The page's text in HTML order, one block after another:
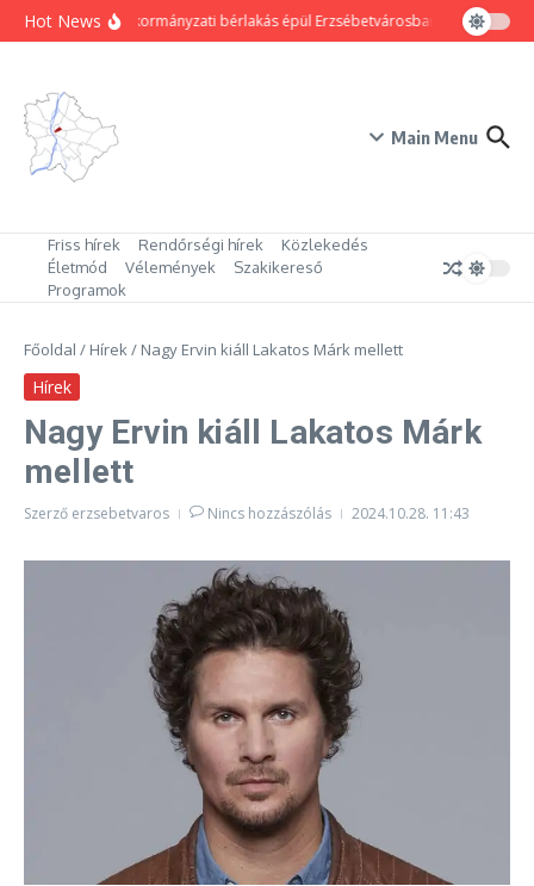
Ugrás a tartalomhoz
Hot News80 új önkormányzati bérlakás épül Erzsébetvárosban Hogyan
Main Menu
Friss hírek Rendőrségi hírek
Közlekedés
Életmód
Vélemények
Szakikereső
Programok
Főoldal / Hírek/ Nagy Ervin kiáll Lakatos Márk mellett
Hírek
Nagy Ervin kiáll Lakatos Márk
mellett
Szerző erzsebetvaros Nincs hozzászólás 2024.10.28. 11:43